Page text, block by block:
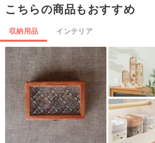
------------------------------------------------ -
場合は、受け取った商品に関する紛争を避ける
トを提出することができます.
※当店で販売している商品は全て初期・中古品
や経年変化がありますので、再度購入しても問
よくお尋ねの上、ご入札くださいクリア後。
※入札前に在庫の有無をご確認の上、入札した
※発送前にきちんと梱包いたしますのでご安心
※ご不明な点がございましたら、ご注文前に直
こちらの商品もおすすめ
収納用品 インテリア